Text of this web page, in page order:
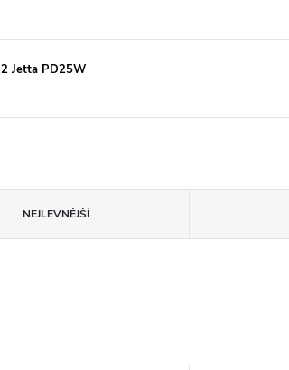
Jetta PD25W
NEJLEVNĚJŠÍ